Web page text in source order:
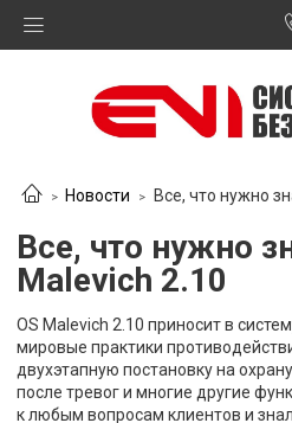
Новости Все, что нужно
Все, что нужно
Malevich 2.10
OS Malevich 2.10 приносит в
мировые практики
двухэтапную постановку на
после тревог и многие другие
к любым вопросам клиентов и